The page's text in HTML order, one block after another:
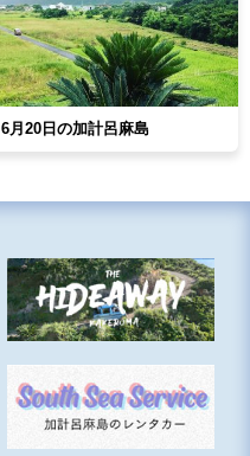
6月20日の加計呂麻島